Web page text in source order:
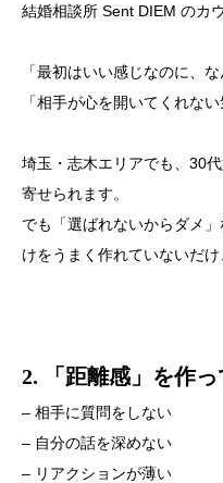
結婚相談所 Sent DIEM のカ
「最初はいい感じなのに、
「相手が心を開いてくれない
埼玉・志木エリアでも、30
寄せられます。
でも「選ばれないからダメ
けをうまく作れていないだ
2. 「距離感」を作
– 相手に質問をしない
– 自分の話を深めない
– リアクションが薄い